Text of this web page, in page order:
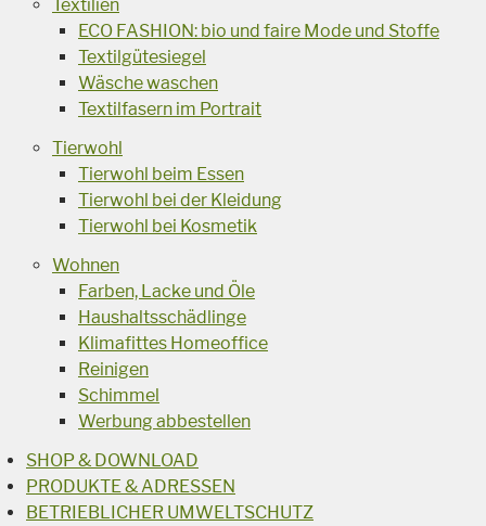
Textilien
ECO FASHION: bio und faire Mode und Stoffe
Textilgütesiegel
Wäsche waschen
Textilfasern im Portrait
Tierwohl
Tierwohl beim Essen
Tierwohl bei der Kleidung
Tierwohl bei Kosmetik
Wohnen
Farben, Lacke und Öle
Haushaltsschädlinge
Klimafittes Homeoffice
Reinigen
Schimmel
Werbung abbestellen
SHOP & DOWNLOAD
PRODUKTE & ADRESSEN
BETRIEBLICHER UMWELTSCHUTZ